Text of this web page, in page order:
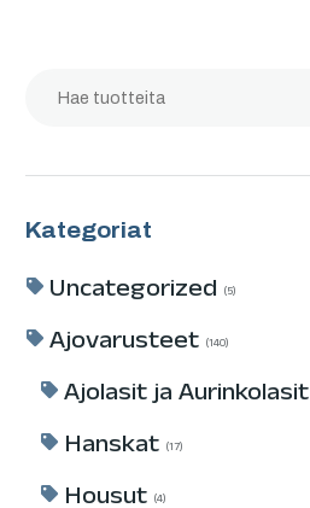
Kategoriat
Uncategorized 5
Ajovarusteet 140
Ajolasit ja Aurinkolasit
Hanskat 17
Housut 4